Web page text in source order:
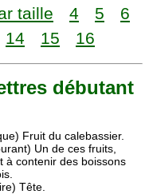
taille 4 5
6
14 15 16
débutant
Fruit du calebassier.
Un de ces fruits,
à contenir des boissons
Tête.